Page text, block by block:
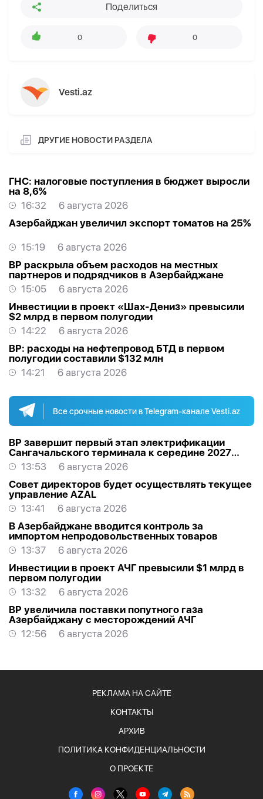
Поделиться
0 0
Vesti.az
ДРУГИЕ НОВОСТИ РАЗДЕЛА
ГНС: налоговые поступления в бюджет выросли
на 8,6%
16:32
6 августа 2026
Азербайджан увеличил экспорт томатов на 25%
15:19
6 августа 2026
BP раскрыла объем расходов на местных
партнеров и подрядчиков в Азербайджане
15:05
6 августа 2026
Инвестиции в проект «Шах-Дениз» превысили
$2 млрд в первом полугодии
14:22
6 августа 2026
BP: расходы на нефтепровод БТД в первом
полугодии составили $132 млн
14:21
6 августа 2026
Все срочные новости в Telegram-канале Vesti.az
BP завершит первый этап электрификации
Сангачальского терминала к середине 2027
года13:53
6 августа 2026
Совет директоров будет осуществлять текущее
управление AZAL
13:41
6 августа 2026
В Азербайджане вводится контроль за
импортом непродовольственных товаров
13:37
6 августа 2026
Инвестиции в проект АЧГ превысили $1 млрд в
первом полугодии
13:32
6 августа 2026
BP увеличила поставки попутного газа
Азербайджану с месторождений АЧГ
12:56
6 августа 2026
РЕКЛАМА НА САЙТЕ
КОНТАКТЫ
АРХИВ
ПОЛИТИКА КОНФИДЕНЦИАЛЬНОСТИ
О ПРОЕКТЕ